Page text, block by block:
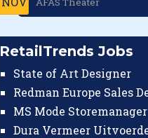
RetailTrends Jobs
State of Art Designer
MS Mode Storemanager